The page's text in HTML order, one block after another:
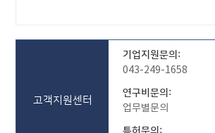
고객지원센터
기업지원문의:
043-249-1658
연구비문의:
업무별문의
특허문의: